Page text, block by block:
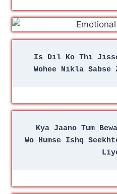
Is Dil Ko Thi Jisse
Wohee Nikla Sabse
Kya Jaano Tum
Wo Humse Ishq